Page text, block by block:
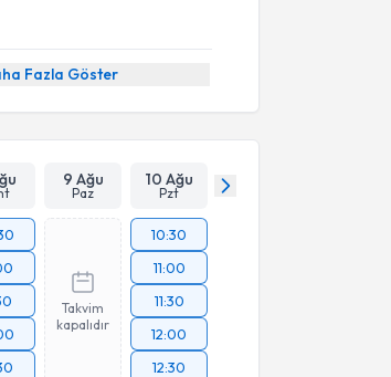
Fazla Göster
9 Ağu
Paz
10 Ağu
Pzt
Takvim
kapalıdır
10:30
11:00
11:30
12:00
12:30